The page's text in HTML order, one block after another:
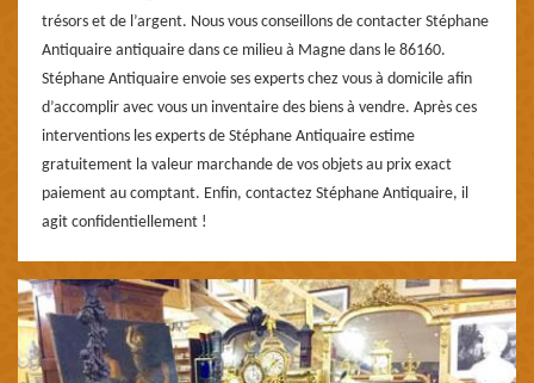
trésors et de l’argent. Nous vous conseillons de contacter Stéphane
Antiquaire antiquaire dans ce milieu à Magne dans le 86160.
Stéphane Antiquaire envoie ses experts chez vous à domicile afin
d’accomplir avec vous un inventaire des biens à vendre. Après ces
interventions les experts de Stéphane Antiquaire estime
gratuitement la valeur marchande de vos objets au prix exact
paiement au comptant. Enfin, contactez Stéphane Antiquaire, il
agit confidentiellement !